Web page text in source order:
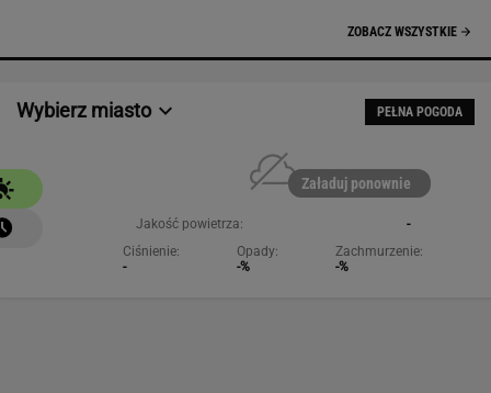
ZOBACZ WSZYSTKIE
Wybierz miasto PEŁNA POGODA
Załaduj ponownie
Jakość powietrza:
-
Ciśnienie:
-
Opady:
-%
Zachmurzenie:
-%